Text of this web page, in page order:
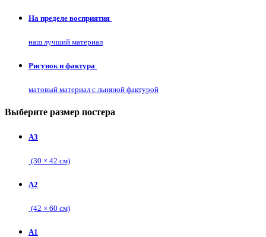
На пределе восприятия
наш лучший материал
Рисунок и фактура
матовый материал с льняной фактурой
Выберите размер постера
А3
(30 × 42 см)
А2
(42 × 60 см)
А1